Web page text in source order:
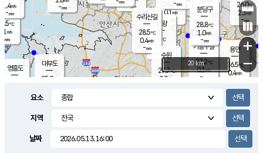
의도
℃
m/s
mm
영흥도
26.2℃
0.1m/s
- mm
용인
26.5℃
0.4m/s
26.0℃
2.3m/s
-mm
0.8m/s
대부도
25.0
의왕
- ℃
m/s
mm
-mm
mm
-mm
-mm
기흥구갈
27.2℃
0.1m/s
-
수리산길
28.5℃
0.4m/s
-mm
분당구
28.8℃
1.0m/s
-mm
1.4m/s
-mm
수원
27.7℃
0.7 m/s
-mm
+
−
20 km
요소
지역
날짜